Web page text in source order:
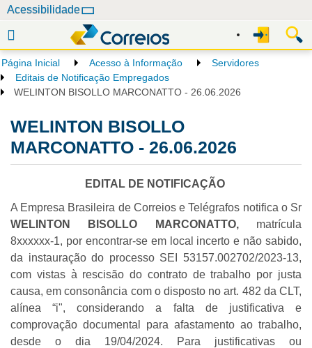
e
g
a
Acessibilidade
Página Inicial Acesso à Informação
Servidores
Editais de Notificação Empregados
WELINTON BISOLLO MARCONATTO - 26.06.2026
WELINTON BISOLLO
MARCONATTO - 26.06.2026
EDITAL DE NOTIFICAÇÃO
A Empresa Brasileira de Correios e Telégrafos notifica o Sr
WELINTON BISOLLO MARCONATTO,matrícula
8xxxxxx-1, por encontrar-se em local incerto e não sabido,
da instauração do processo SEI 53157.002702/2023-13,
com vistas à rescisão do contrato de trabalho por justa
causa, em consonância com o disposto no art. 482 da CLT,
alínea “i", considerando a falta de justificativa e
comprovação documental para afastamento ao trabalho,
desde o dia 19/04/2024. Para justificativas ou